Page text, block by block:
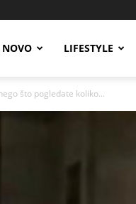
NOVO LIFESTYLE
što pogledate koliko...